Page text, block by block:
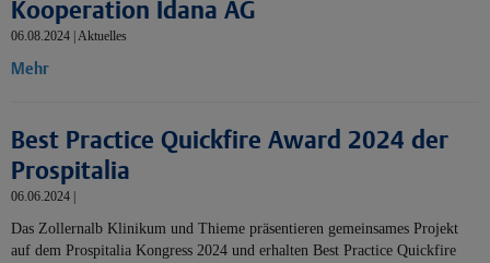
Kooperation Idana AG
06.08.2024 | Aktuelles
Mehr
Best Practice Quickfire Award 2024 der
Prospitalia
06.06.2024 |
Das Zollernalb Klinikum und Thieme präsentieren gemeinsames Projekt
auf dem Prospitalia Kongress 2024 und erhalten Best Practice Quickfire